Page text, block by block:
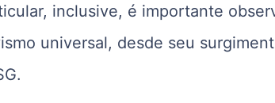
inclusive, é importante
universal, desde seu